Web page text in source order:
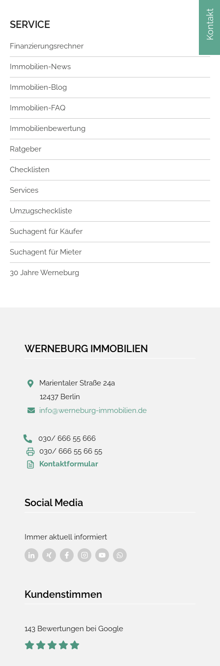
Kontakt
SERVICE
Finanzierungsrechner
Immobilien-News
Immobilien-Blog
Immobilien-FAQ
Immobilienbewertung
Ratgeber
Checklisten
Services
Umzugscheckliste
Suchagent für Käufer
Suchagent für Mieter
30 Jahre Werneburg
WERNEBURG IMMOBILIEN
Marientaler Straße 24a
12437 Berlin
info@werneburg-immobilien.de
030/ 666 55 666
030/ 666 55 66 55
Kontaktformular
Social Media
Immer aktuell informiert
Kundenstimmen
143 Bewertungen bei Google